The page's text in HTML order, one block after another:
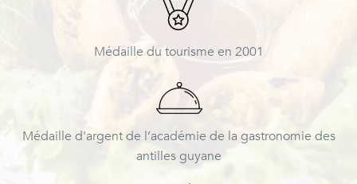
Médaille du tourisme en 2001
Médaille d'argent de l’académie de la gastronomie des
antilles guyane